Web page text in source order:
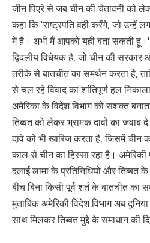
जीन पिएरे से जब चीन की चेतावनी को
कहा कि 'राष्ट्रपति वही करेंगे, जो उन्हें
में है। अभी मैं आपको यही बता सकती हूं।'
द्विदलीय विधेयक है, जो चीन की सरकार
तरीके से बातचीत का समर्थन करता है,
से चल रहे विवाद का शांतिपूर्ण हल
अमेरिका के विदेश विभाग को सशक्त
तिब्बत को लेकर भ्रामक दावों का
दावे को भी खारिज करता है, जिसमें चीन
काल से चीन का हिस्सा रहा है।
दलाई लामा के प्रतिनिधियों और तिब्बत
बीच बिना किसी पूर्व शर्त के बातचीत
मुताबिक अमेरिकी विदेश विभाग अब
साथ मिलकर तिब्बत मुद्दे के समाधान की